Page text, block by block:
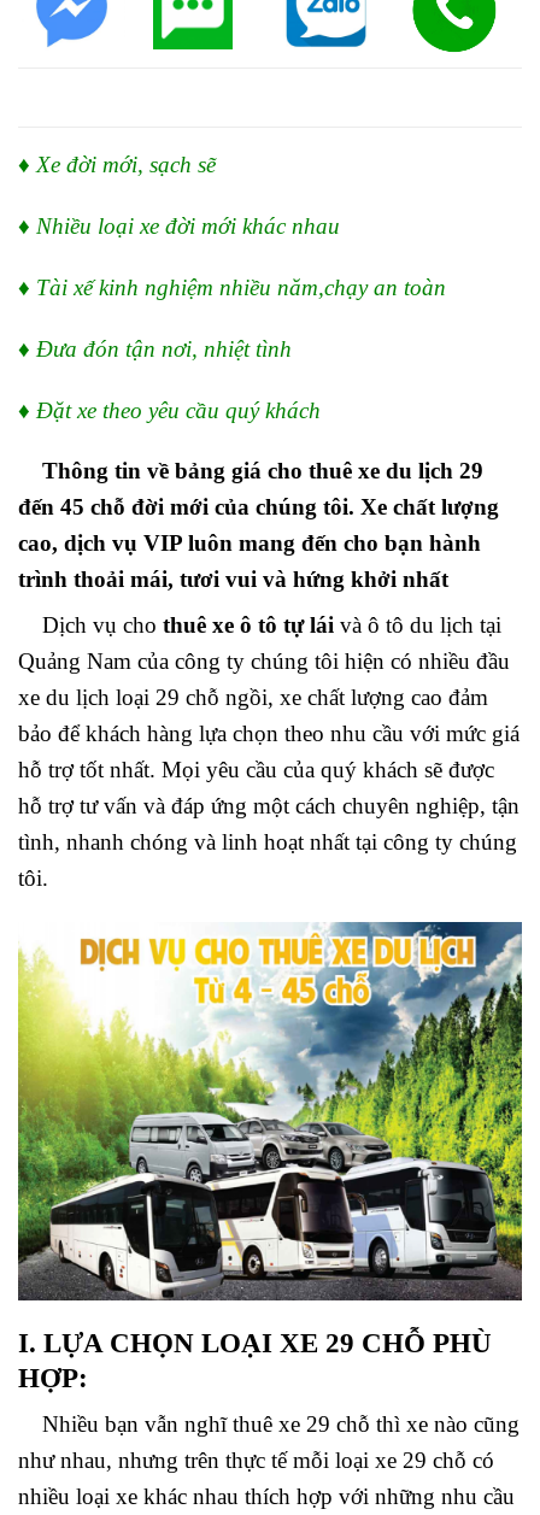
♦ Xe đời mới, sạch sẽ
♦ Nhiều loại xe đời mới khác nhau
♦ Tài xế kinh nghiệm nhiều năm,chạy an toàn
♦ Đưa đón tận nơi, nhiệt tình
♦ Đặt xe theo yêu cầu quý khách
Thông tin về bảng giá cho thuê xe du lịch 29
đến 45 chỗ đời mới của chúng tôi. Xe chất lượng
cao, dịch vụ VIP luôn mang đến cho bạn hành
trình thoải mái, tươi vui và hứng khởi nhất
Dịch vụ cho thuê xe ô tô tự lái và ô tô du lịch tại
Quảng Nam của công ty chúng tôi hiện có nhiều đầu
xe du lịch loại 29 chỗ ngồi, xe chất lượng cao đảm
bảo để khách hàng lựa chọn theo nhu cầu với mức giá
hỗ trợ tốt nhất. Mọi yêu cầu của quý khách sẽ được
hỗ trợ tư vấn và đáp ứng một cách chuyên nghiệp, tận
tình, nhanh chóng và linh hoạt nhất tại công ty chúng
tôi.
I. LỰA CHỌN LOẠI XE 29 CHỖ PHÙ
HỢP:
Nhiều bạn vẫn nghĩ thuê xe 29 chỗ thì xe nào cũng
như nhau, nhưng trên thực tế mỗi loại xe 29 chỗ có
nhiều loại xe khác nhau thích hợp với những nhu cầu